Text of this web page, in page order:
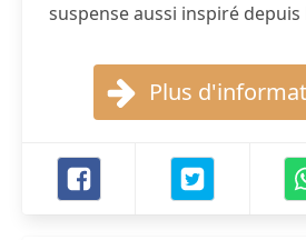
suspense aussi inspiré depuis
Plus